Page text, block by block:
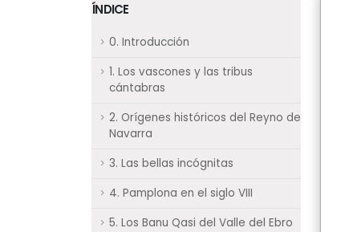
ÍNDICE
0. Introducción
1. Los vascones y las tribus
cántabras
2. Orígenes históricos del Reyno de
Navarra
3. Las bellas incógnitas
4. Pamplona en el siglo VIII
5. Los Banu Qasi del Valle del Ebro